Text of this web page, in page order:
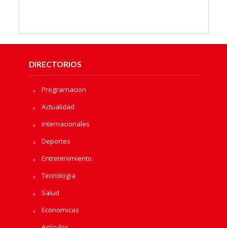
DIRECTORIOS
Programacion
Actualidad
Internacionales
Deportes
Entretenimiento
Tecnologia
Salud
Economicas